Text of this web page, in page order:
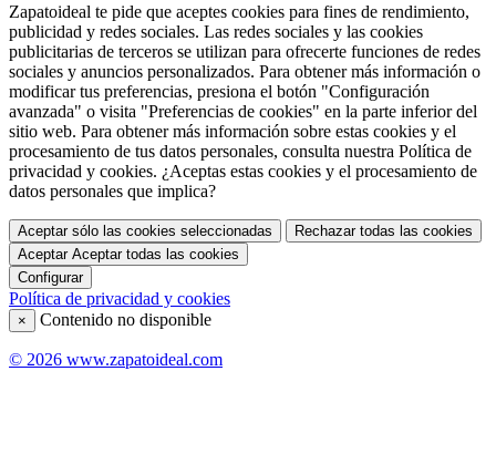
Zapatoideal te pide que aceptes cookies para fines de rendimiento,
publicidad y redes sociales. Las redes sociales y las cookies
publicitarias de terceros se utilizan para ofrecerte funciones de redes
sociales y anuncios personalizados. Para obtener más información o
modificar tus preferencias, presiona el botón "Configuración
avanzada" o visita "Preferencias de cookies" en la parte inferior del
sitio web. Para obtener más información sobre estas cookies y el
procesamiento de tus datos personales, consulta nuestra Política de
privacidad y cookies. ¿Aceptas estas cookies y el procesamiento de
datos personales que implica?
Aceptar sólo las cookies seleccionadas
Rechazar todas las cookies
Aceptar Aceptar todas las cookies
Configurar
Política de privacidad y cookies
× Contenido no disponible
© 2026 www.zapatoideal.com